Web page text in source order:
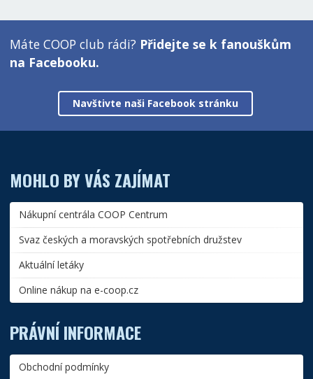
Máte COOP club rádi? Přidejte se k fanouškům
na Facebooku.
Navštivte naši Facebook stránku
MOHLO BY VÁS ZAJÍMAT
Nákupní centrála COOP Centrum
Svaz českých a moravských spotřebních družstev
Aktuální letáky
Online nákup na e-coop.cz
PRÁVNÍ INFORMACE
Obchodní podmínky